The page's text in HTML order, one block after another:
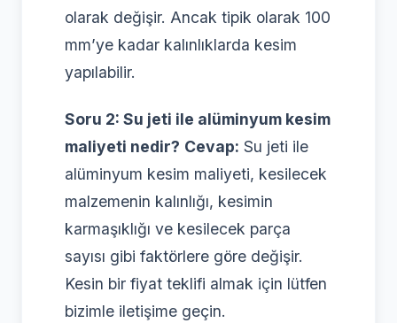
olarak değişir. Ancak tipik olarak 100
mm’ye kadar kalınlıklarda kesim
yapılabilir.
Soru 2: Su jeti ile alüminyum kesim
maliyeti nedir? Cevap: Su jeti ile
alüminyum kesim maliyeti, kesilecek
malzemenin kalınlığı, kesimin
karmaşıklığı ve kesilecek parça
sayısı gibi faktörlere göre değişir.
Kesin bir fiyat teklifi almak için lütfen
bizimle iletişime geçin.